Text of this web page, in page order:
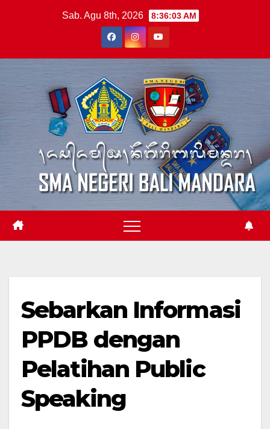
Sab. Agu 8th, 2026 8:36:03 AM
Sebarkan Informasi
PPDB dengan
Pelatihan Public
Speaking